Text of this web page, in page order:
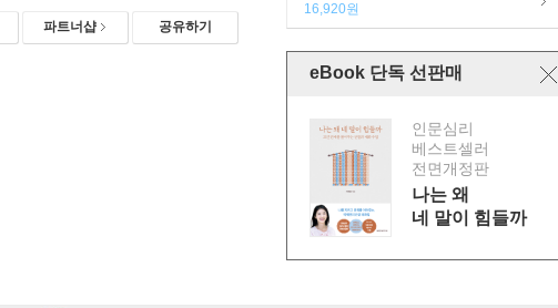
파트너샵 공유하기
16,920원
eBook 단독 선판매
인문심리
베스트셀러
전면개정판
나는 왜
네 말이 힘들까